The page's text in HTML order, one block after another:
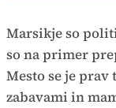
Marsikje so
so na primer
Mesto se je
zabavami in